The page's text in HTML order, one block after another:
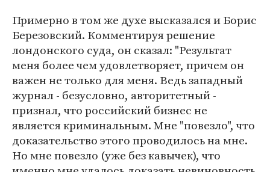
Примерно в том же духе высказался и Борис
Березовский. Комментируя решение
лондонского суда, он сказал: "Результат
меня более чем удовлетворяет, причем он
важен не только для меня. Ведь западный
журнал - безусловно, авторитетный -
признал, что российский бизнес не
является криминальным. Мне "повезло", что
доказательство этого проводилось на мне.
Но мне повезло (уже без кавычек), что